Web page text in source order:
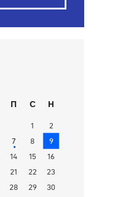
П С Н
1
2
7 8
9
14 15
16
21 22
23
28 29
30